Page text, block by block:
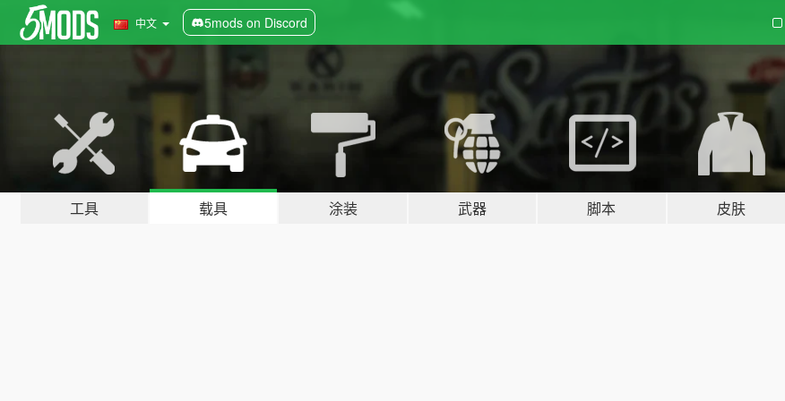
中文 5mods on Discord
工具 载具 涂装 武器 脚本 皮肤